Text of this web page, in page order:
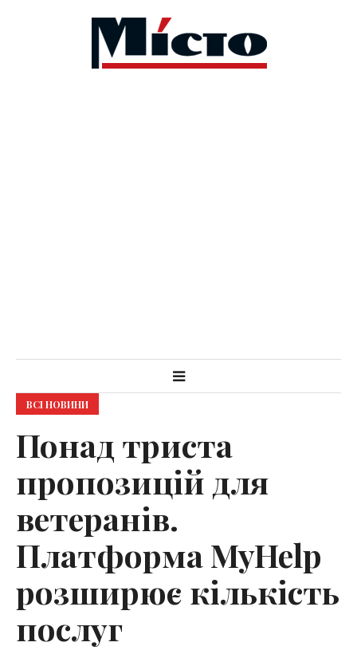
ВСІ НОВИНИ
Понад триста
пропозицій для
ветеранів.
Платформа MyHelp
розширює кількість
послуг